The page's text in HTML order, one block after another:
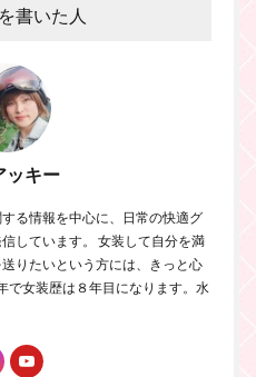
書いた人
ッキー
る情報を中心に、日常の快適グ
しています。 女装して自分を満
りたいという方には、きっと心
女装歴は８年目になります。水